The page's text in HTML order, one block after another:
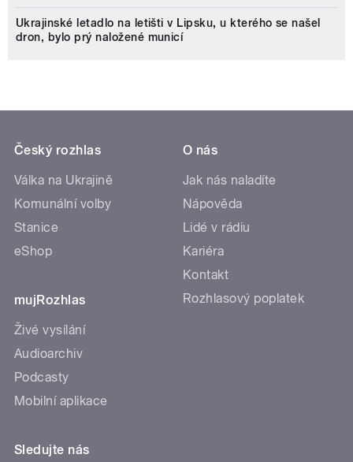
Ukrajinské letadlo na letišti v Lipsku, u kterého se našel
dron, bylo prý naložené municí
Český rozhlas
Válka na Ukrajině
Komunální volby
Stanice
eShop
mujRozhlas
Živé vysílání
Audioarchiv
Podcasty
Mobilní aplikace
O nás
Jak nás naladíte
Nápověda
Lidé v rádiu
Kariéra
Kontakt
Rozhlasový poplatek
Sledujte nás